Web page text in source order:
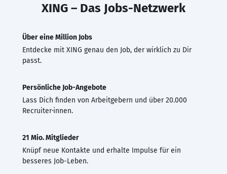
XING – Das Jobs-Netzwerk
Über eine Million Jobs
Entdecke mit XING genau den Job, der wirklich zu Dir
passt.
Persönliche Job-Angebote
Lass Dich finden von Arbeitgebern und über 20.000
Recruiter·innen.
21 Mio. Mitglieder
Knüpf neue Kontakte und erhalte Impulse für ein
besseres Job-Leben.